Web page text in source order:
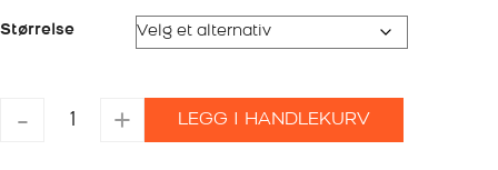
Størrelse
-
RING
HELLMAN+ LEGG I HANDLEKURV